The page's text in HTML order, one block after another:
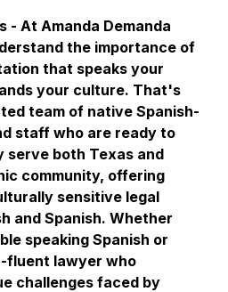
- At Amanda Demanda
the importance of
that speaks your
your culture. That's
team of native Spanish-
staff who are ready to
serve both Texas and
community, offering
sensitive legal
and Spanish. Whether
speaking Spanish or
fluent lawyer who
challenges faced by